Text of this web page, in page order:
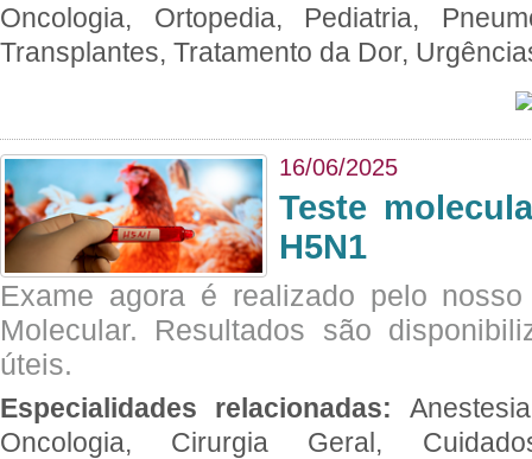
Oncologia, Ortopedia, Pediatria,
Transplantes, Tratamento da Dor,
16/06/2025
Teste
H5N1
Exame agora é realizado pelo
Molecular. Resultados são
úteis.
Especialidades relacionadas:
Oncologia, Cirurgia Geral,